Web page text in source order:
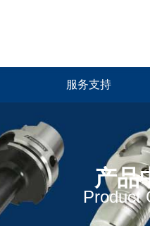
服务支持
产品
Product